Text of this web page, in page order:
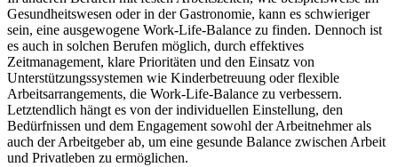
Gesundheitswesen oder in der Gastronomie, kann es schwieriger
sein, eine ausgewogene Work-Life-Balance zu finden. Dennoch ist
es auch in solchen Berufen möglich, durch effektives
Zeitmanagement, klare Prioritäten und den Einsatz von
Unterstützungssystemen wie Kinderbetreuung oder flexible
Arbeitsarrangements, die Work-Life-Balance zu verbessern.
Letztendlich hängt es von der individuellen Einstellung, den
Bedürfnissen und dem Engagement sowohl der Arbeitnehmer als
auch der Arbeitgeber ab, um eine gesunde Balance zwischen Arbeit
und Privatleben zu ermöglichen.